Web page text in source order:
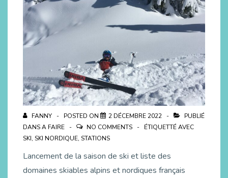
FANNY POSTED ON 2 DÉCEMBRE 2022
PUBLIÉ
DANSA FAIRE NO COMMENTS
ÉTIQUETTÉ AVEC
SKI, SKI NORDIQUE, STATIONS
Lancement de la saison de ski et liste des
domaines skiables alpins et nordiques français